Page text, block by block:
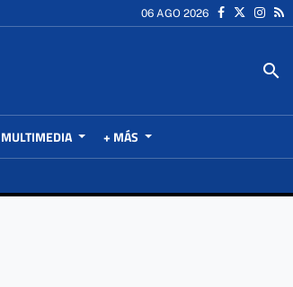
06 AGO 2026
search
MULTIMEDIA + MÁS